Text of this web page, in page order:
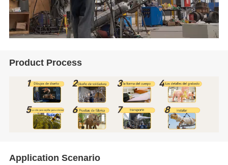
Product Process
Application Scenario